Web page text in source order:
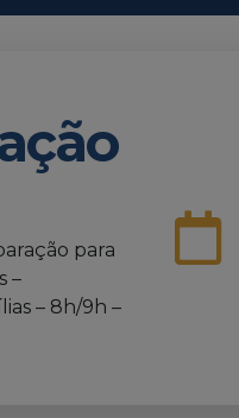
para
–
– 8h/9h –